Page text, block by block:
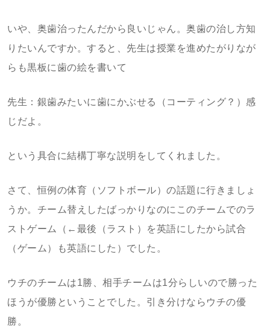
いや、奥歯治ったんだから良いじゃん。奥歯の治し方知
りたいんですか。すると、先生は授業を進めたがりなが
らも黒板に歯の絵を書いて
先生：銀歯みたいに歯にかぶせる（コーティング？）感
じだよ。
という具合に結構丁寧な説明をしてくれました。
さて、恒例の体育（ソフトボール）の話題に行きましょ
うか。チーム替えしたばっかりなのにこのチームでのラ
ストゲーム（←最後（ラスト）を英語にしたから試合
（ゲーム）も英語にした）でした。
ウチのチームは1勝、相手チームは1分らしいので勝った
ほうが優勝ということでした。引き分けならウチの優
勝。